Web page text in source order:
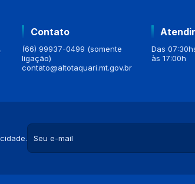
Contato
(66) 99937-0499 (somente
ligação)
contato@altotaquari.mt.gov.br
Das
às 17:00h